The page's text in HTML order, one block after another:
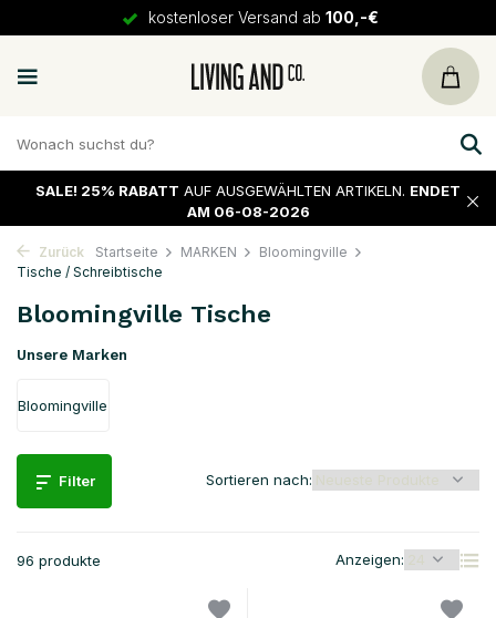
30 TageRückgaberecht
SALE! 25% RABATT AUF AUSGEWÄHLTEN ARTIKELN. ENDET
AM 06-08-2026
Zurück Startseite MARKEN
Bloomingville
Tische / Schreibtische
Bloomingville Tische
Unsere Marken
Bloomingville
Filter
96 produkte Anzeigen:
Sortieren nach: